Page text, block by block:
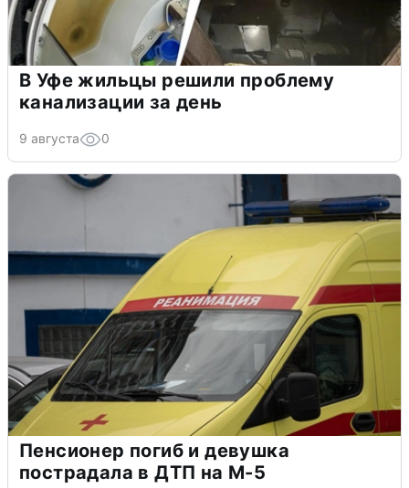
В Уфе жильцы решили проблему
канализации за день
9 августа 0
Пенсионер погиб и девушка
пострадала в ДТП на М-5